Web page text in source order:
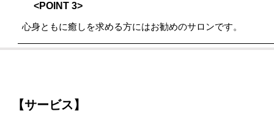
<POINT 3>
心身ともに癒しを求める方にはお勧めのサロンです。
【サービス】